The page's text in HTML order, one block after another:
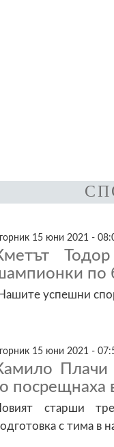
15 юни 2021 -
по
успешни
15 юни 2021 -
Плачи
посрещнаха
старши
с тима в